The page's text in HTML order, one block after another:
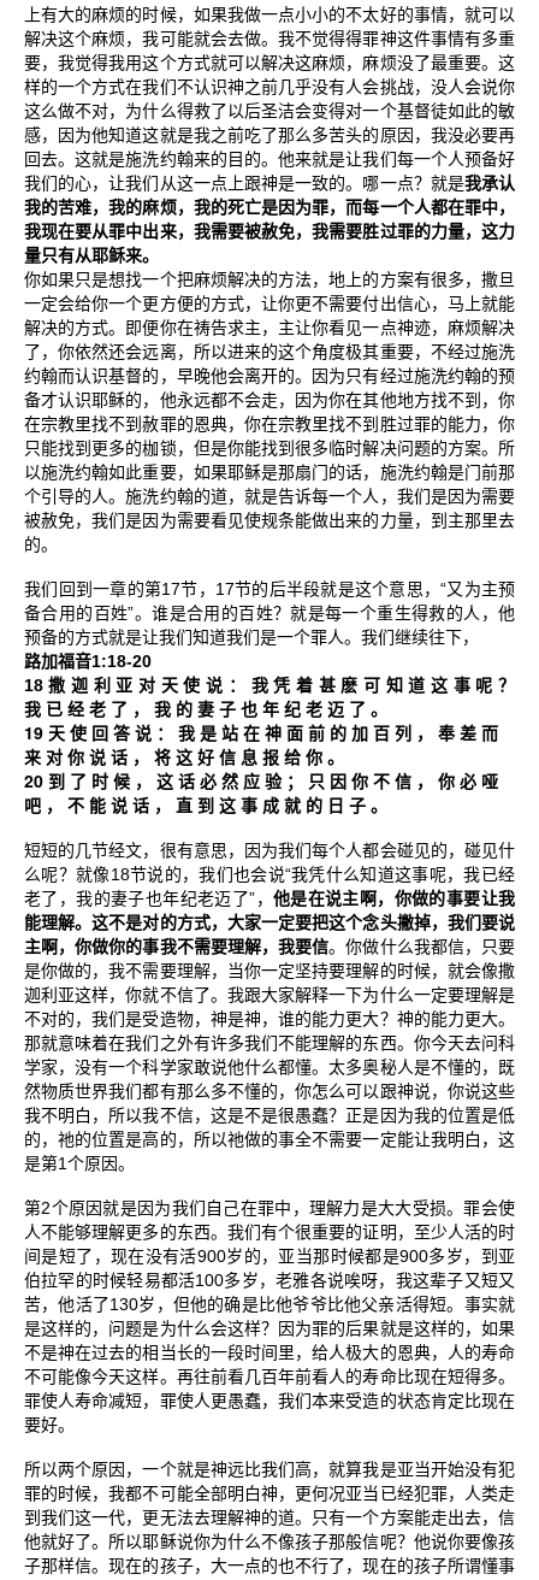
上有大的麻烦的时候，如果我做一点小小的不太好的事情，就可以
解决这个麻烦，我可能就会去做。我不觉得得罪神这件事情有多重
要，我觉得我用这个方式就可以解决这麻烦，麻烦没了最重要。这
样的一个方式在我们不认识神之前几乎没有人会挑战，没人会说你
这么做不对，为什么得救了以后圣洁会变得对一个基督徒如此的敏
感，因为他知道这就是我之前吃了那么多苦头的原因，我没必要再
回去。这就是施洗约翰来的目的。他来就是让我们每一个人预备好
我们的心，让我们从这一点上跟神是一致的。哪一点？就是我承认
我的苦难，我的麻烦，我的死亡是因为罪，而每一个人都在罪中，
我现在要从罪中出来，我需要被赦免，我需要胜过罪的力量，这力
量只有从耶稣来。
你如果只是想找一个把麻烦解决的方法，地上的方案有很多，撒旦
一定会给你一个更方便的方式，让你更不需要付出信心，马上就能
解决的方式。即便你在祷告求主，主让你看见一点神迹，麻烦解决
了，你依然还会远离，所以进来的这个角度极其重要，不经过施洗
约翰而认识基督的，早晚他会离开的。因为只有经过施洗约翰的预
备才认识耶稣的，他永远都不会走，因为你在其他地方找不到，你
在宗教里找不到赦罪的恩典，你在宗教里找不到胜过罪的能力，你
只能找到更多的枷锁，但是你能找到很多临时解决问题的方案。所
以施洗约翰如此重要，如果耶稣是那扇门的话，施洗约翰是门前那
个引导的人。施洗约翰的道，就是告诉每一个人，我们是因为需要
被赦免，我们是因为需要看见使规条能做出来的力量，到主那里去
的。
我们回到一章的第17节， 17节的后半段就是这个意思， “又为主预
备合用的百姓”。谁是合用的百姓？就是每一个重生得救的人，他
预备的方式就是让我们知道我们是一个罪人。我们继续往下，
路加福音1:18-20
18撒 迦 利 亚 对 天 使 说 ： 我 凭 着 甚 麽 可 知 道 这 事 呢 ？
我 已 经 老 了 ， 我 的 妻 子 也 年 纪 老 迈 了 。
19 天 使 回 答 说 ： 我 是 站 在 神 面 前 的 加 百 列 ， 奉 差 而
来 对 你 说 话 ， 将 这 好 信 息 报 给 你 。
20 到 了 时 候 ， 这 话 必 然 应 验 ； 只 因 你 不 信 ， 你 必 哑
吧 ， 不 能 说 话 ， 直 到 这 事 成 就 的 日 子 。
短短的几节经文，很有意思，因为我们每个人都会碰见的，碰见什
么呢？就像 18节说的，我们也会说“我凭什么知道这事呢，我已经
老了，我的妻子也年纪老迈了” ， 他是在说主啊，你做的事要让我
能理解。这不是对的方式，大家一定要把这个念头撇掉，我们要说
主啊，你做你的事我不需要理解，我要信。你做什么我都信，只要
是你做的，我不需要理解，当你一定坚持要理解的时候，就会像撒
迦利亚这样，你就不信了。我跟大家解释一下为什么一定要理解是
不对的，我们是受造物，神是神，谁的能力更大？神的能力更大。
那就意味着在我们之外有许多我们不能理解的东西。你今天去问科
学家，没有一个科学家敢说他什么都懂。太多奥秘人是不懂的，既
然物质世界我们都有那么多不懂的，你怎么可以跟神说，你说这些
我不明白，所以我不信，这是不是很愚蠢？正是因为我的位置是低
的，祂的位置是高的，所以祂做的事全不需要一定能让我明白，这
是第1 个原因。
第2个原因就是因为我们自己在罪中，理解力是大大受损。罪会使
人不能够理解更多的东西。我们有个很重要的证明，至少人活的时
间是短了，现在没有活900岁的，亚当那时候都是900多岁，到亚
伯拉罕的时候轻易都活100多岁，老雅各说唉呀，我这辈子又短又
苦，他活了130岁，但他的确是比他爷爷比他父亲活得短。事实就
是这样的，问题是为什么会这样？因为罪的后果就是这样的，如果
不是神在过去的相当长的一段时间里，给人极大的恩典，人的寿命
不可能像今天这样。再往前看几百年前看人的寿命比现在短得多。
罪使人寿命减短，罪使人更愚蠢，我们本来受造的状态肯定比现在
要好。
所以两个原因，一个就是神远比我们高，就算我是亚当开始没有犯
罪的时候，我都不可能全部明白神，更何况亚当已经犯罪，人类走
到我们这一代，更无法去理解神的道。只有一个方案能走出去，信
他就好了。所以耶稣说你为什么不像孩子那般信呢？他说你要像孩
子那样信。现在的孩子，大一点的也不行了，现在的孩子所谓懂事